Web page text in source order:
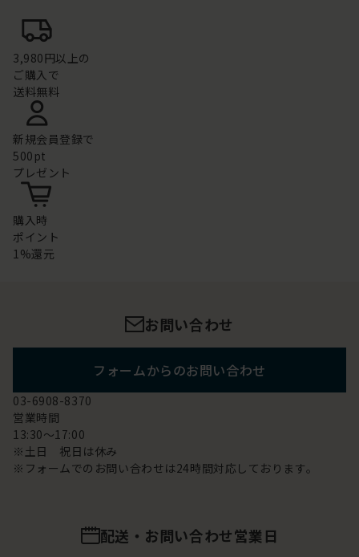
3,980円以上の
ご購入で
送料無料
新規会員登録で
500pt
プレゼント
購入時
ポイント
1%還元
お問い合わせ
フォームからのお問い合わせ
03-6908-8370
営業時間
13:30～17:00
※土日 祝日は休み
※フォームでのお問い合わせは24時間対応しております。
配送・お問い合わせ営業日